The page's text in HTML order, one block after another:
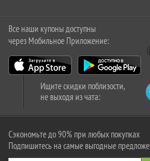
Все наши купоны доступны
через Мобильное Приложение:
Ищите скидки поблизости,
не выходя из чата:
Сэкономьте до 90% при любых покупках
Подпишитесь на самые выгодные